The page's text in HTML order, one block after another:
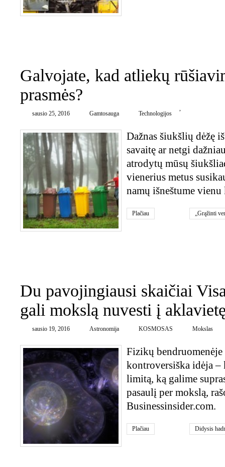
Galvojate, kad atliekų
prasmės?
sausio 25, 2016 Gamtosauga
,
Technologijos
Dažnas šiukšlių dėžę
savaitę ar netgi
atrodytų mūsų
vienerius metus
namų išneštume vienu
Plačiau
„Grąžinti
Du pavojingiausi skaičiai
gali mokslą nuvesti į
sausio 19, 2016 Astronomija KOSMOSAS Mokslas
Fizikų
kontroversiška idėja –
limitą, ką galime
pasaulį per mokslą,
Businessinsider.com.
Plačiau
Didysis